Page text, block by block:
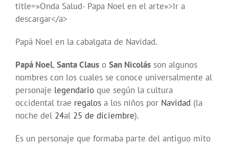
title=»Onda Salud- Papa Noel en el arte»>Ir a
descargar</a>
Papá Noel en la cabalgata de Navidad.
Papá Noel, Santa Claus o San Nicolás son algunos
nombres con los cuales se conoce universalmente al
personaje legendario que según la cultura
occidental trae regalos a los niños por Navidad (la
noche del 24al 25 de diciembre).
Es un personaje que formaba parte del antiguo mito